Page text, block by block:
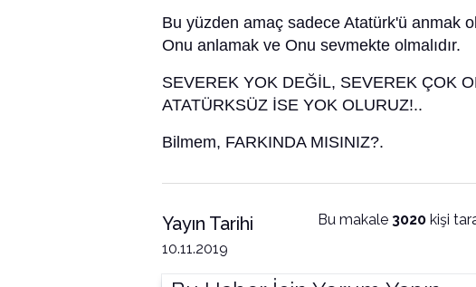
Bu yüzden amaç sadece Atatürk'ü anmak
Onu anlamak ve Onu sevmekte olmalıdır.
SEVEREK YOK DEĞİL, SEVEREK ÇOK
ATATÜRKSÜZ İSE YOK OLURUZ!..
Bilmem, FARKINDA MISINIZ?.
Yayın Tarihi
10.11.2019
Bu makale 3020kişi